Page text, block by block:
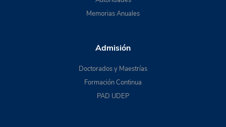
Memorias Anuales
Admisión
Doctorados y Maestrías
Formación Continua
PAD UDEP